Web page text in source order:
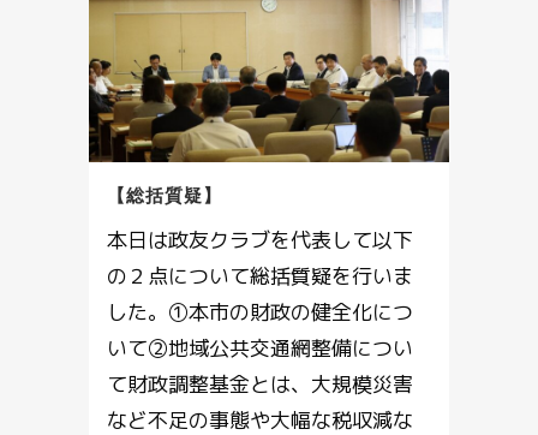
【総括質疑】
本日は政友クラブを代表して以下
の２点について総括質疑を行いま
した。①本市の財政の健全化につ
いて②地域公共交通網整備につい
て財政調整基金とは、大規模災害
など不足の事態や大幅な税収減な